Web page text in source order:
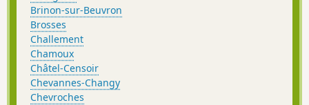
Brinon-sur-Beuvron
Brosses
Challement
Chamoux
Châtel-Censoir
Chevannes-Changy
Chevroches